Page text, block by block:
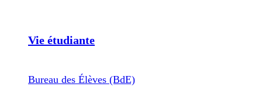
Vie étudiante
Bureau des Élèves (BdE)